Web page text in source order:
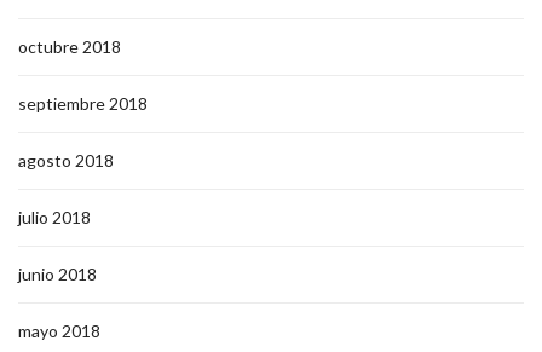
octubre 2018
septiembre 2018
agosto 2018
julio 2018
junio 2018
mayo 2018